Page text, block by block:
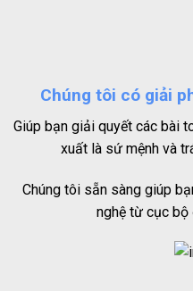
Chúng tôi có giải
Giúp bạn giải quyết các bài
xuất là sứ mệnh và
Chúng tôi sẵn sàng giúp
nghệ từ cục bộ